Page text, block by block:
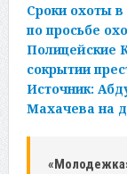
Сроки охоты
по просьбе
Полицейские
сокрытии
Источник:
Махачева на